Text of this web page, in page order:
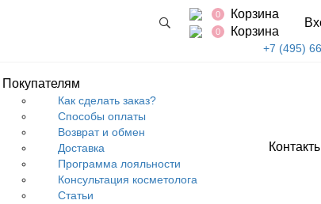
0 Корзина
0 Корзина
+7 (495)
Покупателям
Как сделать заказ?
Способы оплаты
Возврат и обмен
Доставка
Программа лояльности
Консультация косметолога
Статьи